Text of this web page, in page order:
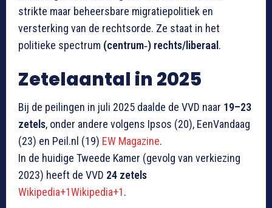
strikte maar beheersbare migratiepolitiek en
versterking van de rechtsorde. Ze staat in het
politieke spectrum (centrum‑) rechts/liberaal.
Zetelaantal in 2025
Bij de peilingen in juli 2025 daalde de VVD naar 19–23
zetels, onder andere volgens Ipsos (20), EenVandaag
(23) en Peil.nl (19) EW Magazine.
In de huidige Tweede Kamer (gevolg van verkiezing
2023) heeft de VVD 24 zetels
Wikipedia+1Wikipedia+1.